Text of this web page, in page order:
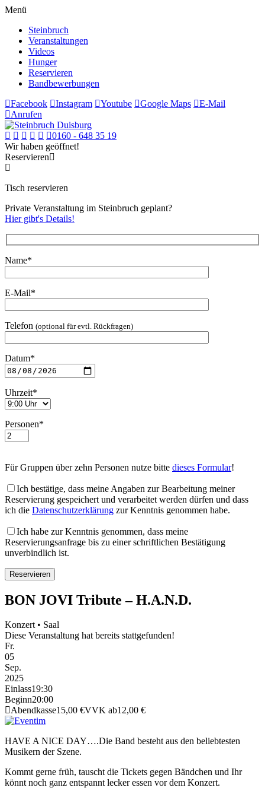
Menü
Steinbruch
Veranstaltungen
Videos
Hunger
Reservieren
Bandbewerbungen
Facebook
Instagram Youtube Google Maps
E-Mail
Anrufen
0160 - 648 35 19
Wir haben geöffnet!
Reservieren
Tisch reservieren
Private Veranstaltung im Steinbruch geplant?
Hier gibt's Details!
Name*
E-Mail*
Telefon (optional für evtl. Rückfragen)
Datum*
Uhrzeit*
Personen*
Für Gruppen über zehn Personen nutze bitte dieses Formular!
Ich bestätige, dass meine Angaben zur Bearbeitung meiner
Reservierung gespeichert und verarbeitet werden dürfen und dass
ich die Datenschutzerklärung zur Kenntnis genommen habe.
Ich habe zur Kenntnis genommen, dass meine
Reservierungsanfrage bis zu einer schriftlichen Bestätigung
unverbindlich ist.
BON JOVI Tribute – H.A.N.D.
Konzert • Saal
Diese Veranstaltung hat bereits stattgefunden!
Fr.
05
Sep.
2025
Einlass19:30
Beginn20:00
Abendkasse15,00 €VVK ab12,00 €
HAVE A NICE DAY….Die Band besteht aus den beliebtesten
Musikern der Szene.
Kommt gerne früh, tauscht die Tickets gegen Bändchen und Ihr
könnt noch ganz entspannt lecker essen vor dem Konzert.